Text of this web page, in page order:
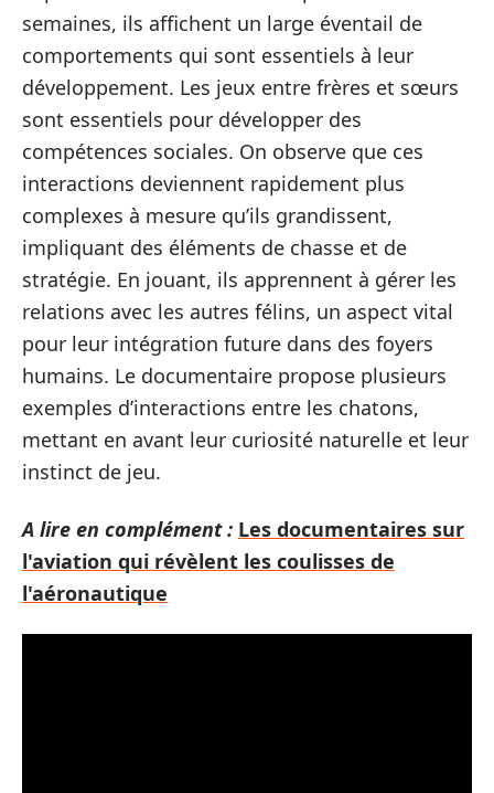
semaines, ils affichent un large éventail de
comportements qui sont essentiels à leur
développement. Les jeux entre frères et sœurs
sont essentiels pour développer des
compétences sociales. On observe que ces
interactions deviennent rapidement plus
complexes à mesure qu’ils grandissent,
impliquant des éléments de chasse et de
stratégie. En jouant, ils apprennent à gérer les
relations avec les autres félins, un aspect vital
pour leur intégration future dans des foyers
humains. Le documentaire propose plusieurs
exemples d’interactions entre les chatons,
mettant en avant leur curiosité naturelle et leur
instinct de jeu.
A lire en complément : Les documentaires sur
l'aviation qui révèlent les coulisses de
l'aéronautique